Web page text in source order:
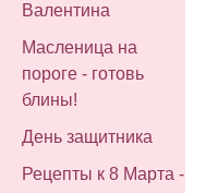
Валентина
Масленица на
пороге - готовь
блины!
День защитника
Рецепты к 8 Марта -